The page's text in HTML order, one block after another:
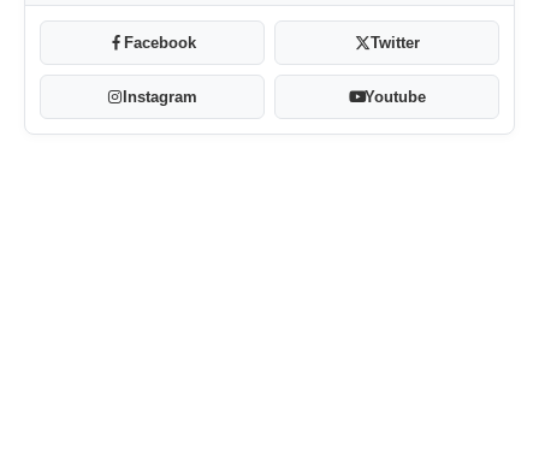
Facebook Twitter
Instagram Youtube